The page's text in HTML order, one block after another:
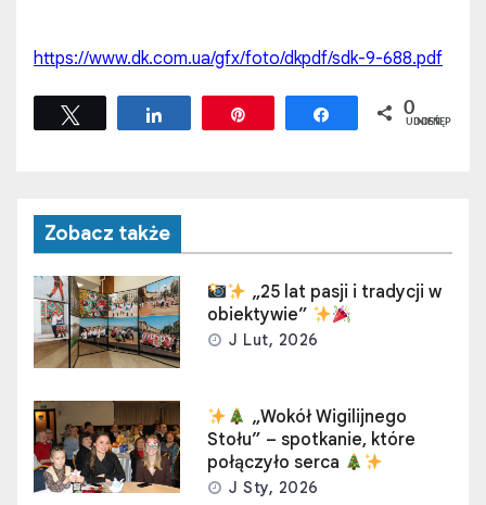
https://www.dk.com.ua/gfx/foto/dkpdf/sdk-9-688.pdf
Udostępnij Udostępnij
0
UDOSTĘPNIEŃ
Zobacz także
„25 lat pasji i tradycji w
obiektywie”
J Lut, 2026
„Wokół Wigilijnego
Stołu” – spotkanie, które
połączyło serca
J Sty, 2026